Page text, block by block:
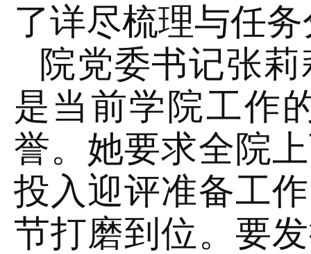
了详尽梳理与任
院党委书记张
是当前学院工作
誉。她要求全院
投入迎评准备工
节打磨到位。要